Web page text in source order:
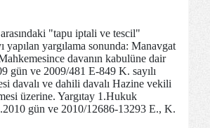
"tapu iptali ve tescil"
yapılan yargılama sonunda: Manavgat
davanın kabulüne dair
gün ve 2009/481 E-849 K. sayılı
davalı ve dahili davalı Hazine vekili
üzerine. Yargıtay 1.Hukuk
gün ve 2010/12686-13293 E., K.